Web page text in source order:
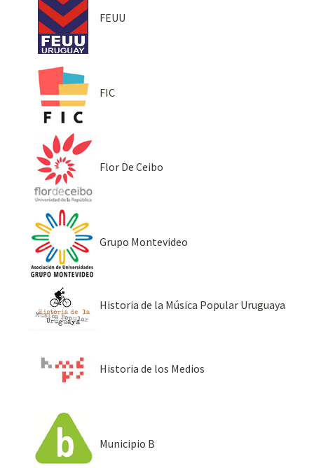
FEUU
FIC
Flor De Ceibo
Grupo Montevideo
Historia de la Música Popular Uruguaya
Historia de los Medios
Municipio B